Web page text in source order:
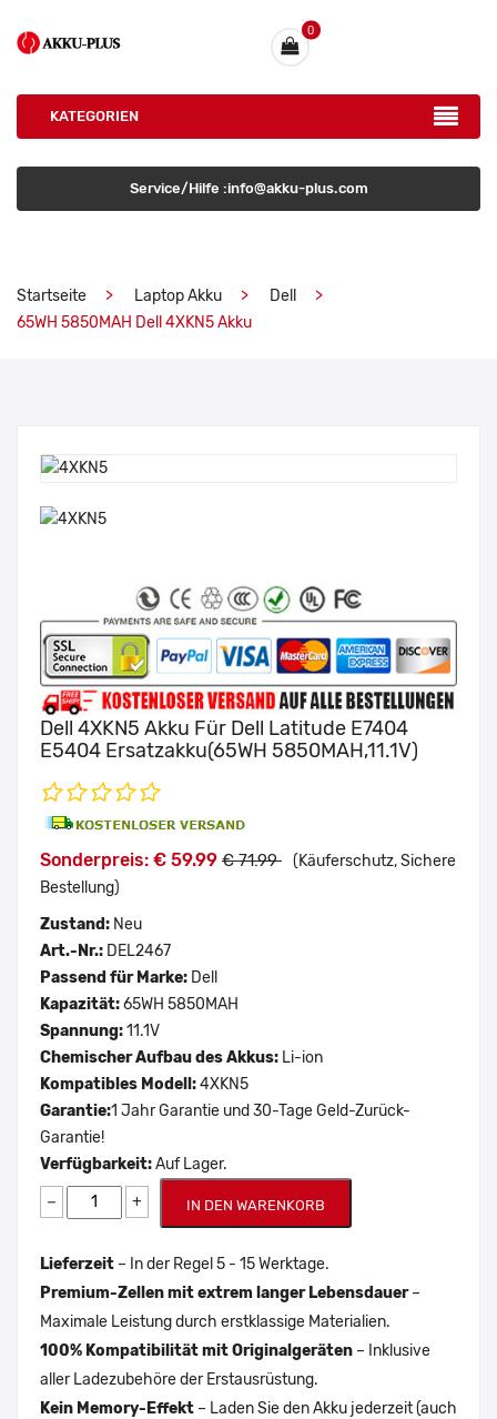
0
KATEGORIEN
Service/Hilfe :info@akku-plus.com
Startseite Laptop Akku
Dell
65WH 5850MAH Dell 4XKN5 Akku
Dell 4XKN5 Akku Für Dell Latitude E7404
E5404 Ersatzakku(65WH 5850MAH,11.1V)
Sonderpreis: € 59.99 € 71.99 (Käuferschutz, Sichere
Bestellung)
Zustand: Neu
Art.-Nr.: DEL2467
Passend für Marke: Dell
Kapazität:65WH 5850MAH
Spannung:11.1V
Chemischer Aufbau des Akkus: Li-ion
Kompatibles Modell:4XKN5
Garantie:1 Jahr Garantie und 30-Tage Geld-Zurück-
Garantie!
Verfügbarkeit:Auf Lager.
− + IN DEN WARENKORB
Lieferzeit – In der Regel 5 - 15 Werktage.
Premium-Zellen mit extrem langer Lebensdauer–
Maximale Leistung durch erstklassige Materialien.
100% Kompatibilität mit Originalgeräten – Inklusive
aller Ladezubehöre der Erstausrüstung.
Kein Memory-Effekt – Laden Sie den Akku jederzeit (auch